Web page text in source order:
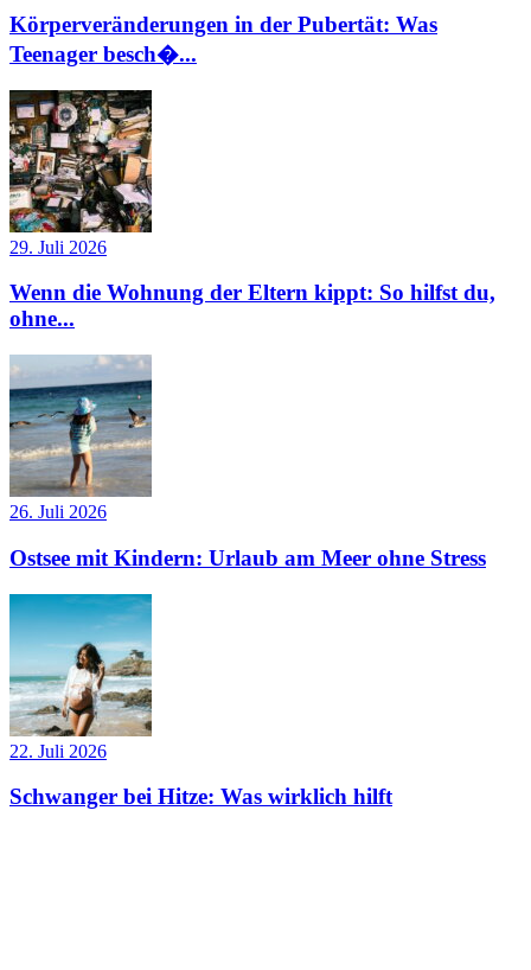
Körperveränderungen in der Pubertät: Was
Teenager besch�...
29. Juli 2026
Wenn die Wohnung der Eltern kippt: So hilfst du,
ohne...
26. Juli 2026
Ostsee mit Kindern: Urlaub am Meer ohne Stress
22. Juli 2026
Schwanger bei Hitze: Was wirklich hilft